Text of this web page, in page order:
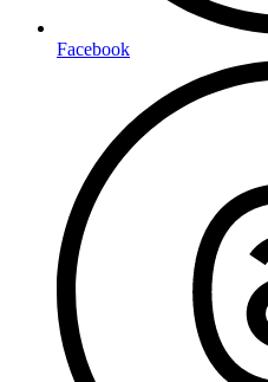
Facebook